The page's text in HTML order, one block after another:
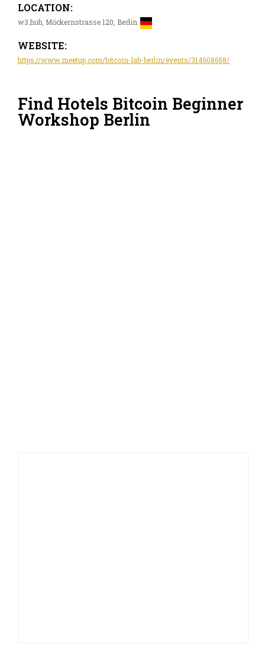
LOCATION:
w3.hub, Möckernstrasse 120, Berlin
WEBSITE:
https://www.meetup.com/bitcoin-lab-berlin/events/314608658/
Find Hotels Bitcoin Beginner
Workshop Berlin